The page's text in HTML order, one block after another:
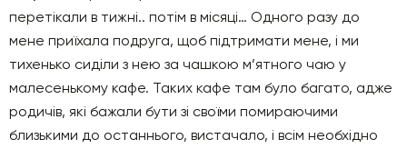
перетікали в тижні.. потім в місяці… Одного разу до
мене приїхала подруга, щоб підтримати мене, і ми
тихенько сиділи з нею за чашкою м’ятного чаю у
малесенькому кафе. Таких кафе там було багато, адже
родичів, які бажали бути зі своїми помираючими
близькими до останнього, вистачало, і всім необхідно